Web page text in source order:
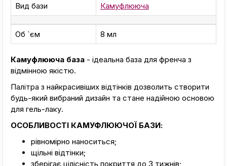
Вид бази
Камуфлююча
Об `єм 8 мл
Камуфлююча база - ідеальна база для френча з
відмінною якістю.
Палітра з найкрасивіших відтінків дозволить створити
будь-який вибраний дизайн та стане надійною основою
для гель-лаку.
ОСОБЛИВОСТІ КАМУФЛЮЮЧОЇ БАЗИ:
рівномірно наноситься;
щільні відтінки;
зберігає цілісність покриття до 3 тижнів;